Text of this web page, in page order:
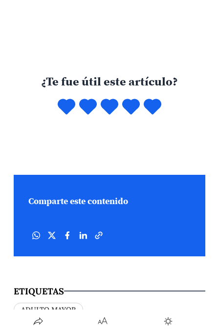
¿Te fue útil este artículo?
Comparte este contenido
ETIQUETAS
ADULTO MAYOR
FACULTAD DE LETRAS Y CIENCIAS HUMANAS